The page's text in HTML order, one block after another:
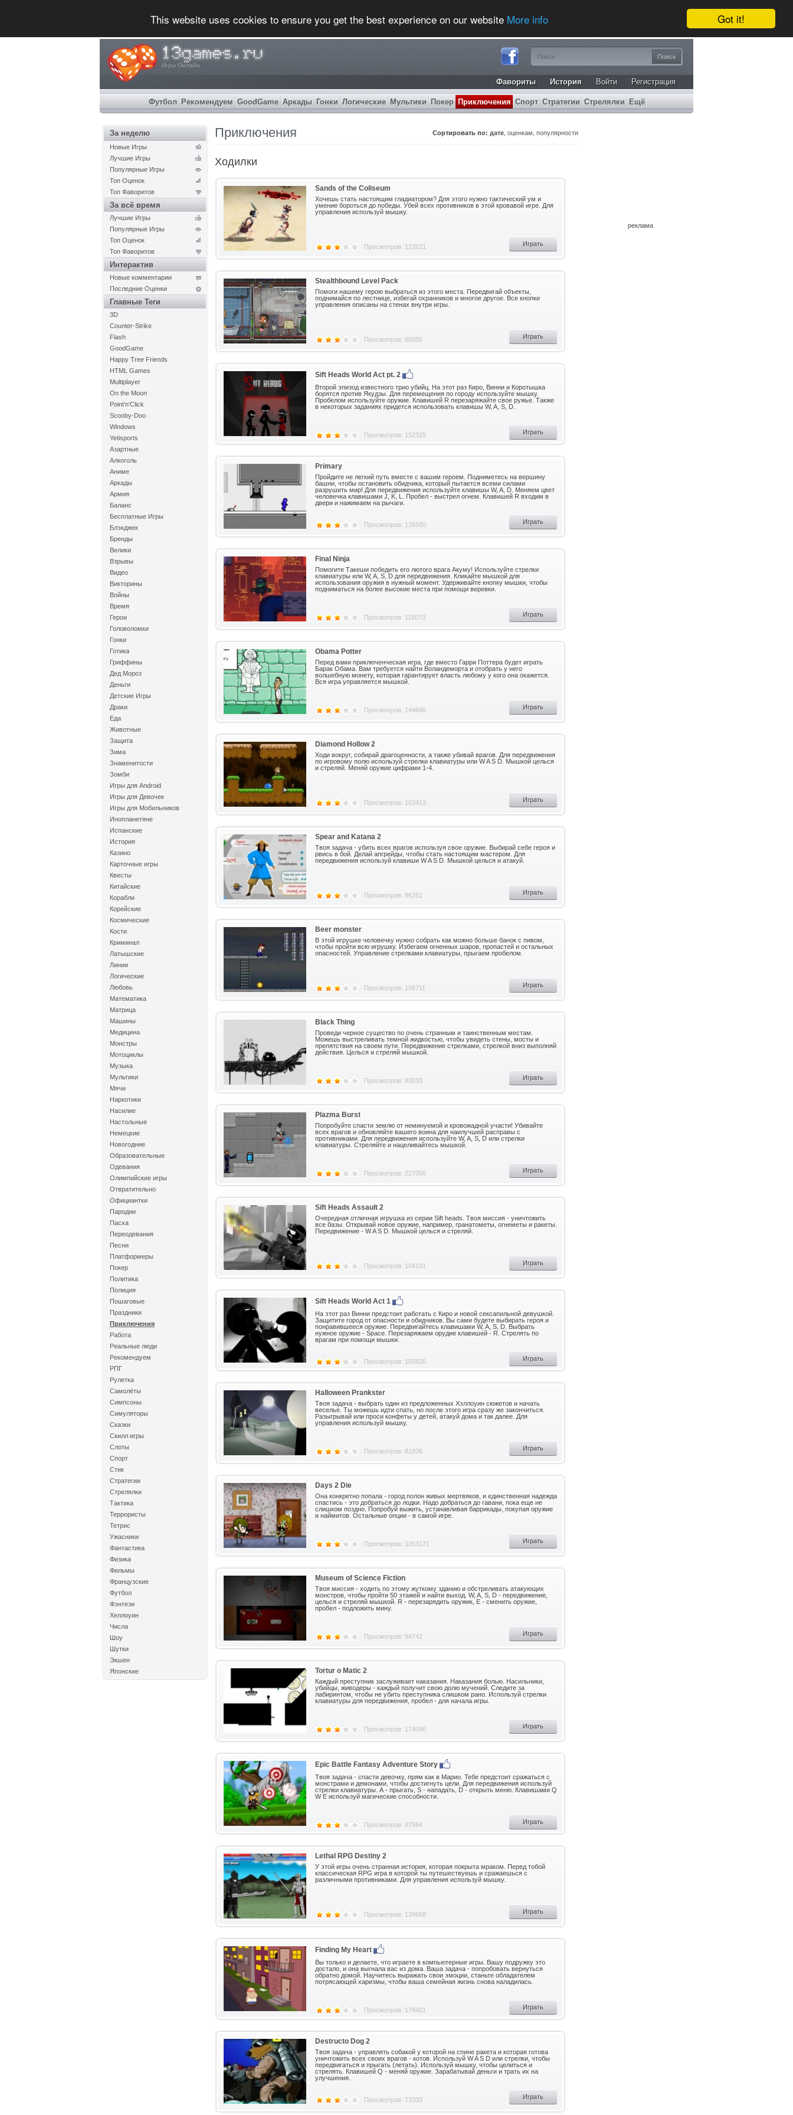
Got it!
This website uses cookies to ensure you get the best experience on our website More info
Игры Онлайн
Фавориты История Войти Регистрация
Футбол Рекомендуем GoodGame Аркады Гонки Логические Мультики Покер Приключения Спорт Стратегии Стрелялки Ещё
Сортировать по: дате оценкам популярности
Приключения
Ходилки
Sands of the Coliseum
Хочешь стать настоящим гладиатором? Для этого нужно тактический ум и
умение бороться до победы. Убей всех противников в этой кровавой игре. Для
управления используй мышку.
Просмотров: 122621 Играть
Stealthbound Level Pack
Помоги нашему герою выбраться из этого места. Передвигай объекты,
поднимайся по лестнице, избегай охранников и многое другое. Все кнопки
управления описаны на стенах внутри игры.
Просмотров: 85055 Играть
Sift Heads World Act pt. 2
Второй эпизод известного трио убийц. На этот раз Киро, Винни и Коротышка
борятся против Якудзы. Для перемещения по городу используйте мышку.
Пробелом используйте оружие. Клавишей R перезаряжайте свое ружье. Также
в некоторых заданиях придется использовать клавишы W, A, S, D.
Просмотров: 152325 Играть
Primary
Пройдите не легкий путь вместе с вашим героем. Подниметесь на вершину
башни, чтобы остановить обидчика, который пытается всеми силами
разрушить мир! Для передвижения используйте клавишы W, A, D. Меняем цвет
человечка клавишами J, K, L. Пробел - выстрел огнем. Клавишей R входим в
двери и нажимаем на рычаги.
Просмотров: 135580 Играть
Final Ninja
Помогите Такеши победить его лютого врага Акуму! Используйте стрелки
клавиатуры или W, A, S, D для передвижения. Кликайте мышкой для
использования оружия в нужный момент. Удерживайте кнопку мышки, чтобы
подниматься на более высокие места при помощи веревки.
Просмотров: 118073 Играть
Obama Potter
Перед вами приключенческая игра, где вместо Гарри Поттера будет играть
Барак Обама. Вам требуется найти Воландеморта и отобрать у него
волшебную монету, которая гарантирует власть любому у кого она окажется.
Вся игра управляется мышкой.
Просмотров: 144646 Играть
Diamond Hollow 2
Ходи вокруг, собирай драгоценности, а также убивай врагов. Для передвижения
по игровому полю используй стрелки клавиатуры или W A S D. Мышкой целься
и стреляй. Меняй оружие цифрами 1-4.
Просмотров: 103413 Играть
Spear and Katana 2
Твоя задача - убить всех врагов используя свое оружие. Выбирай себе героя и
рвись в бой. Делай апгрейды, чтобы стать настоящим мастером. Для
передвижения используй клавиши W A S D. Мышкой целься и атакуй.
Просмотров: 86251 Играть
Beer monster
В этой игрушке человечку нужно собрать как можно больше банок с пивом,
чтобы пройти всю игрушку. Избегаем огненных шаров, пропастей и остальных
опасностей. Управление стрелками клавиатуры, прыгаем пробелом.
Просмотров: 108711 Играть
Black Thing
Проведи черное существо по очень странным и таинственным местам.
Можешь выстреливать темной жидкостью, чтобы увидеть стены, мосты и
препятствия на своем пути. Передвижение стрелками, стрелкой вниз выполняй
действия. Целься и стреляй мышкой.
Просмотров: 83033 Играть
Plazma Burst
Попробуйте спасти землю от неминуемой и кровожадной участи! Убивайте
всех врагов и обновляйте вашего воина для наилучшей расправы с
противниками. Для передвижения используйте W, A, S, D или стрелки
клавиатуры. Стреляйте и нацеливайтесь мышкой.
Просмотров: 227056 Играть
Sift Heads Assault 2
Очередная отличная игрушка из серии Sift heads. Твоя миссия - уничтожить
все базы. Открывай новое оружие, например, гранатометы, огнеметы и ракеты.
Передвижение - W A S D. Мышкой целься и стреляй.
Просмотров: 104191 Играть
Sift Heads World Act 1
На этот раз Винни предстоит работать с Киро и новой сексапильной девушкой.
Защитите город от опасности и обидчиков. Вы сами будете выбирать героя и
понравившееся оружие. Передвигайтесь клавишами W, A, S, D. Выбрать
нужное оружие - Space. Перезаряжаем орудие клавишей - R. Стрелять по
врагам при помощи мышки.
Просмотров: 185826 Играть
Halloween Prankster
Твоя задача - выбрать один из предложенных Хэллоуин сюжетов и начать
веселье. Ты можешь идти спать, но после этого игра сразу же закончиться.
Разыгрывай или проси конфеты у детей, атакуй дома и так далее. Для
управления используй мышку.
Просмотров: 81836 Играть
Days 2 Die
Она конкретно попала - город полон живых мертвяков, и единственная надежда
спастись - это добраться до лодки. Надо добраться до гавани, пока еще не
слишком поздно. Попробуй выжить, устанавливая баррикады, покупая оружие
и наймитов. Остальные опции - в самой игре.
Просмотров: 1263171 Играть
Museum of Science Fiction
Твоя миссия - ходить по этому жуткому зданию и обстреливать атакующих
монстров, чтобы пройти 50 этажей и найти выход. W, A, S, D - передвижение,
целься и стреляй мышкой. R - перезарядить оружик, E - сменить оружие,
пробел - подложить мину.
Просмотров: 94742 Играть
Tortur o Matic 2
Каждый преступник заслуживает наказания. Наказания болью. Насильники,
убийцы, живодеры - каждый получит свою долю мучений. Следите за
лабиринтом, чтобы не убить преступника слишком рано. Используй стрелки
клавиатуры для передвижения, пробел - для начала игры.
Просмотров: 174090 Играть
Epic Battle Fantasy Adventure Story
Твоя задача - спасти девочку, прям как в Марио. Тебе предстоит сражаться с
монстрами и демонами, чтобы достигнуть цели. Для передвижения используй
стрелки клавиатуры. А - прыгать, S - нападать, D - открыть меню. Клавишами Q
W E используй магические способности.
Просмотров: 87994 Играть
Lethal RPG Destiny 2
У этой игры очень странная история, которая покрыта мраком. Перед тобой
классическая RPG игра в которой ты путешествуешь и сражаешься с
различными противниками. Для управления используй мышку.
Просмотров: 139668 Играть
Finding My Heart
Вы только и делаете, что играете в компьютерные игры. Вашу подружку это
достало, и она выгнала вас из дома. Ваша задача - попробовать вернуться
обратно домой. Научитесь выражать свои эмоции, станьте обладателем
потрясающей харизмы, чтобы ваша семейная жизнь снова наладилась.
Просмотров: 178401 Играть
Destructo Dog 2
Твоя задача - управлять собакой у которой на спине ракета и которая готова
уничтожить всех своих врагов - котов. Используй W A S D или стрелки, чтобы
передвигаться и прыгать (летать). Используй мышку, чтобы целиться и
стрелять. Клавишей Q - меняй оружие. Зарабатывай деньги и трать их на
улучшения.
Просмотров: 73333 Играть
За неделю
Новые Игры
Лучшие Игры
Популярные Игры
Топ Оценок
Топ Фаворитов
За всё время
Лучшие Игры
Популярные Игры
Топ Оценок
Топ Фаворитов
Интерактив
Новые комментарии
Последние Оценки
Главные Теги
3D
Counter-Strike
Flash
GoodGame
Happy Tree Friends
HTML Games
Multiplayer
On the Moon
Point’n’Click
Scooby-Doo
Windows
Yetisports
Азартные
Алкоголь
Аниме
Аркады
Армия
Баланс
Бесплатные Игры
Блэкджек
Бренды
Велики
Взрывы
Видео
Викторины
Войны
Время
Герои
Головоломки
Гонки
Готика
Гриффины
Дед Мороз
Деньги
Детские Игры
Драки
Еда
Животные
Защита
Зима
Знаменитости
Зомби
Игры для Android
Игры для Девочек
Игры для Мобильников
Инопланетяне
Испанские
История
Казино
Карточные игры
Квесты
Китайские
Корабли
Корейские
Космические
Кости
Криминал
Латышские
Линии
Логические
Любовь
Математика
Матрица
Машины
Медицина
Монстры
Мотоциклы
Музыка
Мультики
Мячи
Наркотики
Насилие
Настольные
Немецкие
Новогодние
Образовательные
Одевания
Олимпийские игры
Отвратительно
Официантки
Пародии
Пасха
Переодевания
Песни
Платформеры
Покер
Политика
Полиция
Пошаговые
Праздники
Приключения
Работа
Реальные люди
Рекомендуем
РПГ
Рулетка
Самолёты
Симпсоны
Симуляторы
Сказки
Скилл игры
Слоты
Спорт
Стик
Стратегии
Стрелялки
Тактика
Террористы
Тетрис
Ужасники
Фантастика
Физика
Фильмы
Французские
Футбол
Фэнтези
Хеллоуин
Числа
Шоу
Шутки
Экшен
Японские
реклама